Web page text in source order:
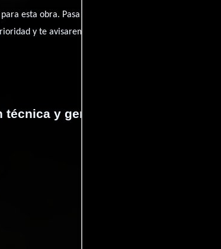
esta obra. Pasa por nuestro catálogo de
y te avisaremos cuando se encuentre disponible
y general